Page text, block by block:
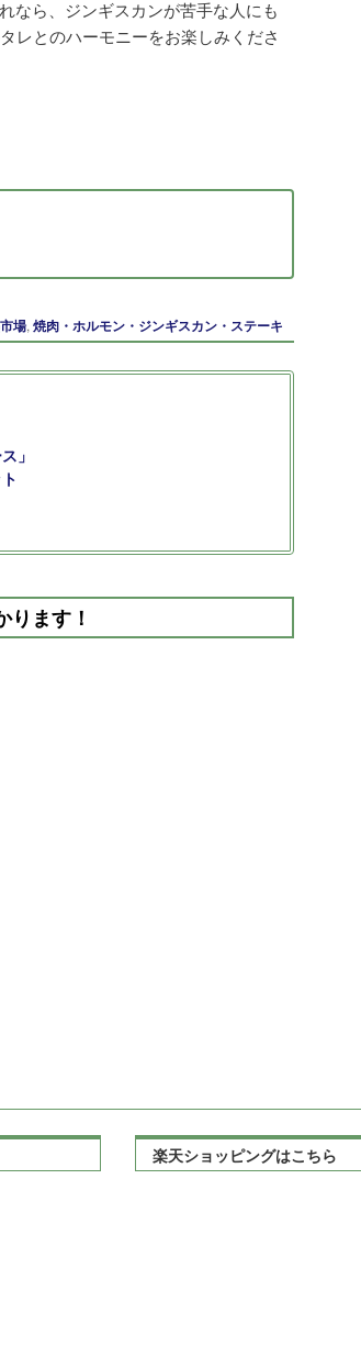
なら、ジンギスカンが苦手な人にも
レとのハーモニーをお楽しみくださ
場,焼肉・ホルモン・ジンギスカン・ステーキ
」
ります！
楽天ショッピングはこちら